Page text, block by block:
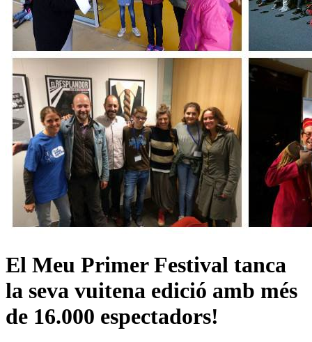
El Meu Primer Festival tanca
la seva vuitena edició amb més
de 16.000 espectadors!